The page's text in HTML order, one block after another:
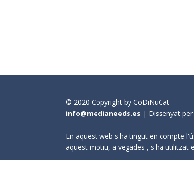
© 2020 Copyright by CoDiNuCat
info@medianeeds.es | Dissenyat per
En aquest web s'ha tingut en compte
aquest motiu, a vegades , s'ha utilitzat